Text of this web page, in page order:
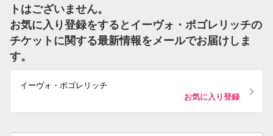
トはございません。
お気に入り登録をするとイーヴォ・ポゴレリッチの
チケットに関する最新情報をメールでお届けしま
す。
イーヴォ・ポゴレリッチ
お気に入り登録